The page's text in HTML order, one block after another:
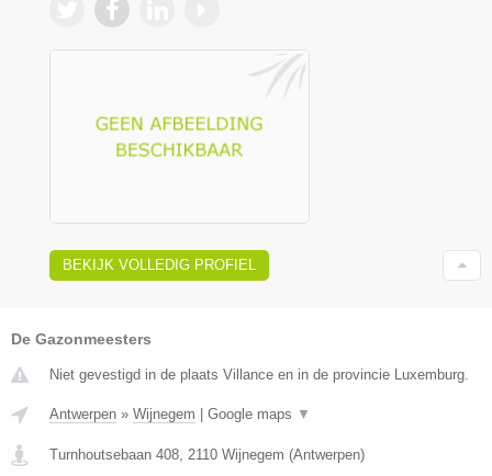
BEKIJK VOLLEDIG PROFIEL
De Gazonmeesters
Niet gevestigd in de plaats Villance en in de provincie Luxemburg.
Antwerpen » Wijnegem | Google maps ▼
Turnhoutsebaan 408 2110 Wijnegem (Antwerpen)